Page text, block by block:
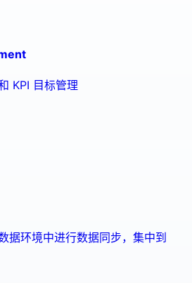
KPI 目标管理
据环境中进行数据同步，集中到